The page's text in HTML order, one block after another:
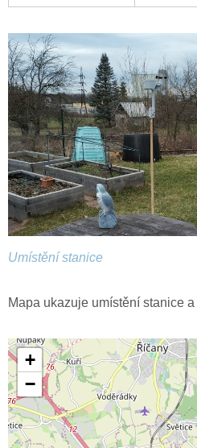
Umístění stanice
Mapa ukazuje umístění stanice
+
−